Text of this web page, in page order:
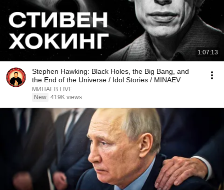
1:07:13
Stephen Hawking: Black Holes, the Big Bang, and
the End of the Universe / Idol Stories / MINAEV
МИНАЕВ LIVE
New 419K views